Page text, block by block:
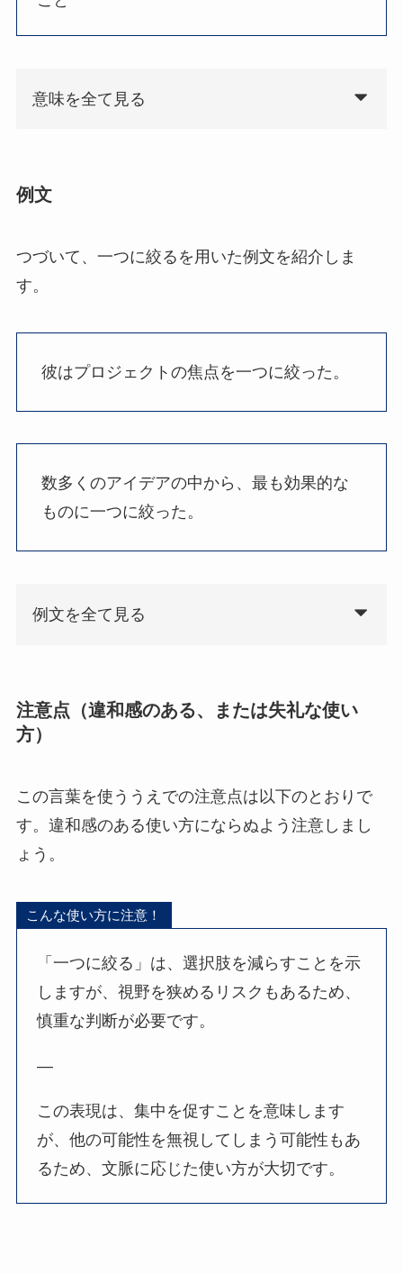
意味を全て見る
例文
つづいて、一つに絞るを用いた例文を紹介しま
す。
彼はプロジェクトの焦点を一つに絞った。
数多くのアイデアの中から、最も効果的な
ものに一つに絞った。
例文を全て見る
注意点（違和感のある、または失礼な使い
方）
この言葉を使ううえでの注意点は以下のとおりで
す。違和感のある使い方にならぬよう注意しまし
ょう。
こんな使い方に注意！
「一つに絞る」は、選択肢を減らすことを示
しますが、視野を狭めるリスクもあるため、
慎重な判断が必要です。
—
この表現は、集中を促すことを意味します
が、他の可能性を無視してしまう可能性もあ
るため、文脈に応じた使い方が大切です。